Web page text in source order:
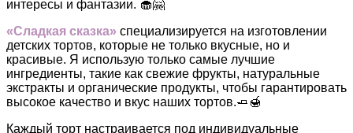
интересы и фантазии. 🧁🤗
«Сладкая сказка» специализируется на изготовлении
детских тортов, которые не только вкусные, но и
красивые. Я использую только самые лучшие
ингредиенты, такие как свежие фрукты, натуральные
экстракты и органические продукты, чтобы гарантировать
высокое качество и вкус наших тортов.🧈🍯
Каждый торт настраивается под индивидуальные